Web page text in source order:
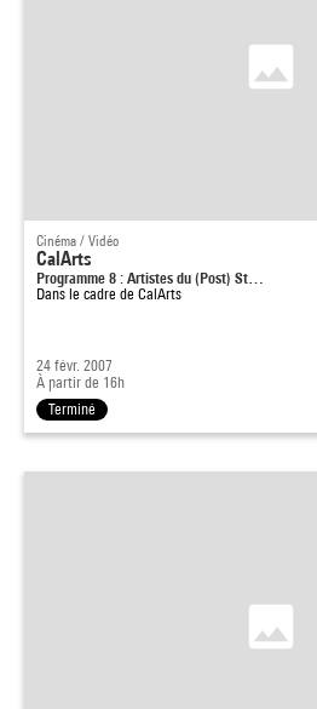
Cinéma / Vidéo
CalArts
Programme 8 : Artistes du (Post) St…
Dans le cadre de CalArts
24 févr. 2007
À partir de 16h
Terminé